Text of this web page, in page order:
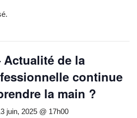
Actualité de la
continue
la main ?
juin, 2025 @ 17h00